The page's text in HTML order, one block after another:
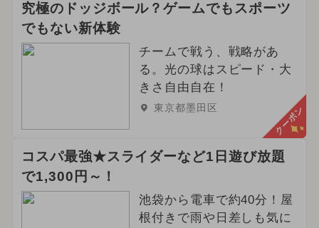
究極のドッジボール？ゲームでもスポーツ
でもない新体験
チームで戦う、戦略があ
る。光の球はスピード・大
きさ自由自在！
東京都墨田区 クーポン
コスパ最強★スライダーなど1日遊び放題
で1,300円～！
池袋から電車で約40分！屋
根付きで雨や日差しも気に